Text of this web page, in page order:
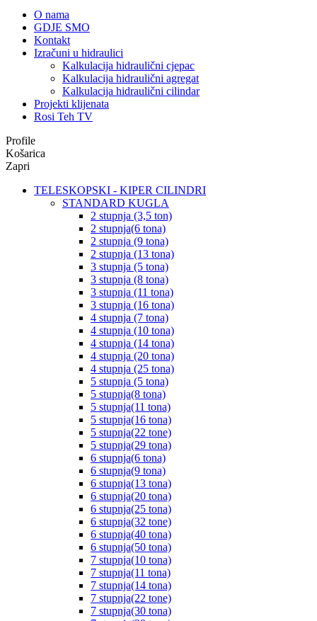
O nama
GDJE SMO
Kontakt
Izračuni u hidraulici
Kalkulacija hidraulični cjepac
Kalkulacija hidraulični agregat
Kalkulacija hidraulični cilindar
Projekti klijenata
Rosi Teh TV
Profile
Košarica
Zapri
TELESKOPSKI - KIPER CILINDRI
STANDARD KUGLA
2 stupnja (3,5 ton)
2 stupnja(6 tona)
2 stupnja (9 tona)
2 stupnja (13 tona)
3 stupnja (5 tona)
3 stupnja (8 tona)
3 stupnja (11 tona)
3 stupnja (16 tona)
4 stupnja (7 tona)
4 stupnja (10 tona)
4 stupnja (14 tona)
4 stupnja (20 tona)
4 stupnja (25 tona)
5 stupnja (5 tona)
5 stupnja(8 tona)
5 stupnja(11 tona)
5 stupnja(16 tona)
5 stupnja(22 tone)
5 stupnja(29 tona)
6 stupnja(6 tona)
6 stupnja(9 tona)
6 stupnja(13 tona)
6 stupnja(20 tona)
6 stupnja(25 tona)
6 stupnja(32 tone)
6 stupnja(40 tona)
6 stupnja(50 tona)
7 stupnja(10 tona)
7 stupnja(11 tona)
7 stupnja(14 tona)
7 stupnja(22 tone)
7 stupnja(30 tona)